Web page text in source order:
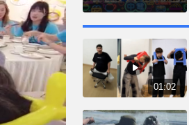
01:02